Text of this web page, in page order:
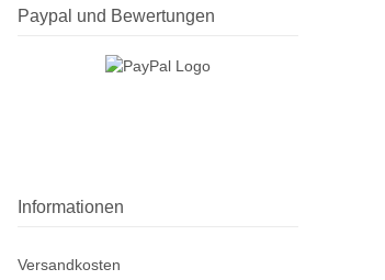
Paypal und Bewertungen
Informationen
Versandkosten